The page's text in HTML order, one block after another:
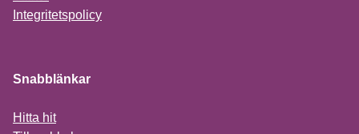
Integritetspolicy
Snabblänkar
Hitta hit